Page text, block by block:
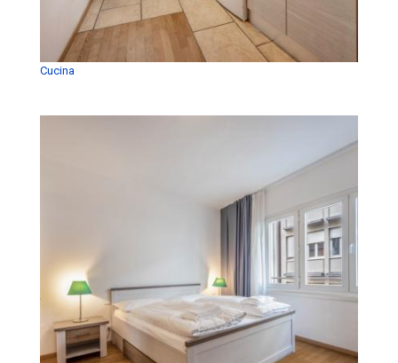
Cucina